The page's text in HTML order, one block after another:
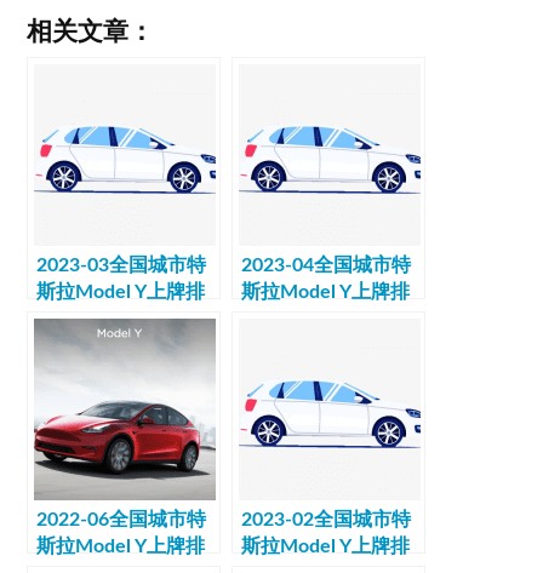
相关文章：
2023-03全国城市特
斯拉Model Y上牌排
行榜数据
2023-04全国城市特
斯拉Model Y上牌排
2022-06全国城市特
斯拉Model Y上牌排
2023-02全国城市特
斯拉Model Y上牌排